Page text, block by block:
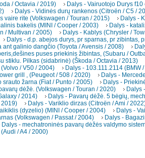
/ Octavia / 2019)
Dalys - Vairuotojo Durys
Dalys - Vidinės durų rankenos (Citroën / C5 /
vaire rite (Volkswagen / Touran / 2015)
Dalys -
bakelis (MINI / Cooper / 2003)
Dalys -
/ Multivan / 2005)
Dalys - Kablys (Chrysler /
Dalys - d.p. abejos durys, pr sparnas, pr zibintas,
galinio dangčio (Toyota / Avensis / 2008)
puses priekinis žibintas, (Subaru /
stiklu. Pilkas (sidabrinė) (Škoda / Octavia / 2013)
/ V50 / 2004)
Dalys - 103.111.2114 (BMW
grill , (Peugeot / 508 / 2020)
Dalys -
srauto žarna (Fiat / Punto / 2005)
Dalys -
dėžė. (Volkswagen / Touran / 2020)
Dalys
/ 2014)
Dalys - Pavarų dėžė. 5 bėgių,
2019)
Dalys - Variklio dirzas (Citroën / Ami /
(dyzelio) (MINI / Cooper / 2004)
Dalys -
(Volkswagen / Passat / 2004)
Dalys -
Dalys - mechatroninės pavarų dėžės valdymo
/ A4 / 2000)